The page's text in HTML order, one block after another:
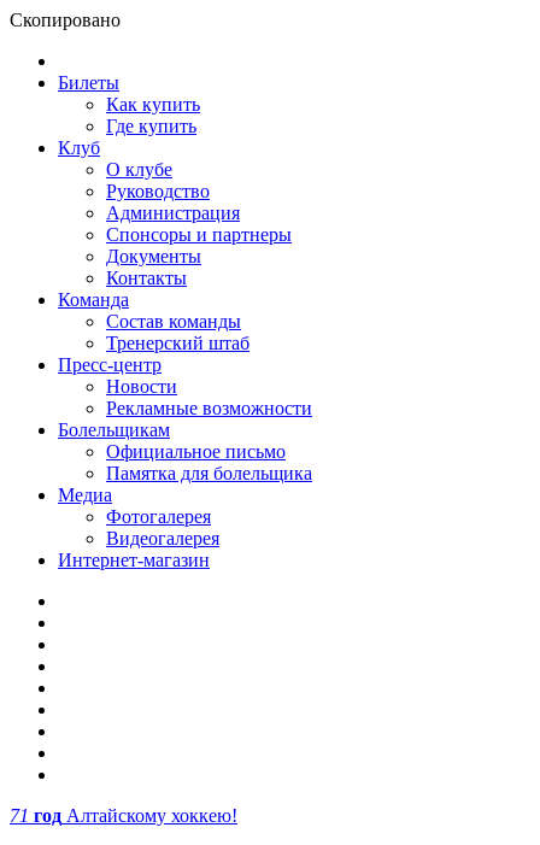
Скопировано
Билеты
Как купить
Где купить
Клуб
О клубе
Руководство
Администрация
Спонсоры и партнеры
Документы
Контакты
Команда
Состав команды
Тренерский штаб
Пресс-центр
Новости
Рекламные возможности
Болельщикам
Официальное письмо
Памятка для болельщика
Медиа
Фотогалерея
Видеогалерея
Интернет-магазин
71 год Алтайскому хоккею!